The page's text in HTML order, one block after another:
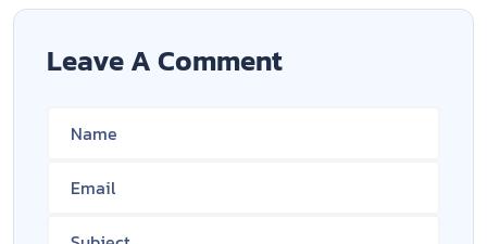
Leave A Comment